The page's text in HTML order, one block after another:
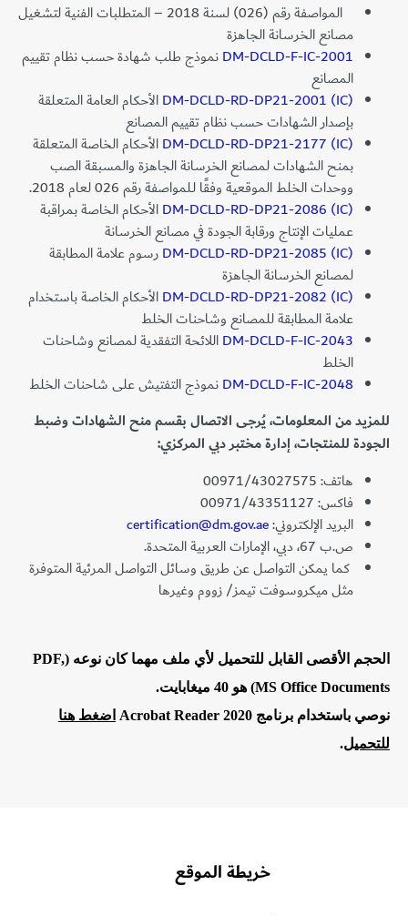
المواصفة رقم (026) لسنة 2018 – المتطلبات الفنية لتشغيل
مصانع الخرسانة الجاهزة
DM-DCLD-F-IC-2001نموذج طلب شهادة حسب نظام تقييم
المصانع
DM-DCLD-RD-DP21-2001 (IC)الأحكام العامة المتعلقة
بإصدار الشهادات حسب نظام تقييم المصانع
DM-DCLD-RD-DP21-2177 (IC)الأحكام الخاصة المتعلقة
بمنح الشهادات لمصانع الخرسانة الجاهزة والمسبقة الصب
ووحدات الخلط الموقعية وفقًا لـلمواصفة رقم 026 لعام 2018.
DM-DCLD-RD-DP21-2086 (IC)الأحكام الخاصة بمراقبة
عمليات الإنتاج ورقابة الجودة في مصانع الخرسانة
DM-DCLD-RD-DP21-2085 (IC)رسوم علامة المطابقة
لمصانع الخرسانة الجاهزة
DM-DCLD-RD-DP21-2082 (IC)الأحكام الخاصة باستخدام
علامة المطابقة للمصانع وشاحنات الخلط
DM-DCLD-F-IC-2043اللائحة التفقدية لمصانع وشاحنات
الخلط
DM-DCLD-F-IC-2048نموذج التفتيش على شاحنات الخلط
للمزيد من المعلومات، يُرجى الاتصال بقسم منح الشهادات وضبط
الجودة للمنتجات، إدارة مختبر دبي المركزي:
هاتف: 00971/43027575
فاكس: 00971/43351127
البريد الإلكتروني:certification@dm.gov.ae
ص.ب 67، دبي، الإمارات العربية المتحدة.
كما يمكن التواصل عن طريق وسائل التواصل المرئية المتوفرة
مثل ميكروسوفت تيمز/ زووم وغيرها
الحجم الأقصى القابل للتحميل لأي ملف مهما كان نوعه (PDF,
MS Office Documents) هو 40 ميغابايت​​.
نوصي باستخدام برنامج Acrobat Reader 2020
اضغط هنا
للتحميل.
خريطة الموقع